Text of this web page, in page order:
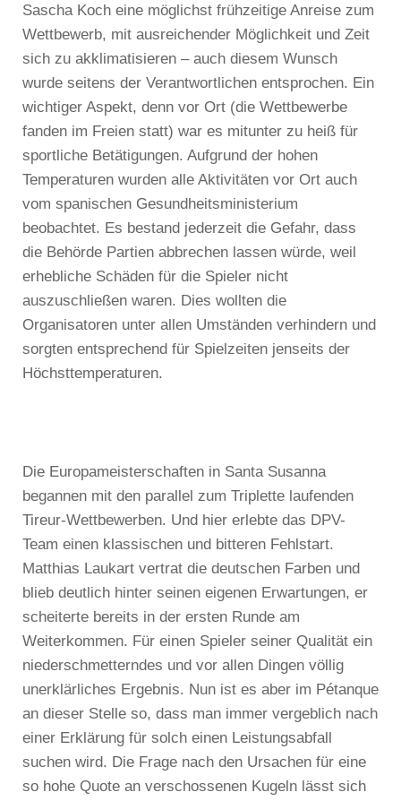
Sascha Koch eine möglichst frühzeitige Anreise zum
Wettbewerb, mit ausreichender Möglichkeit und Zeit
sich zu akklimatisieren – auch diesem Wunsch
wurde seitens der Verantwortlichen entsprochen. Ein
wichtiger Aspekt, denn vor Ort (die Wettbewerbe
fanden im Freien statt) war es mitunter zu heiß für
sportliche Betätigungen. Aufgrund der hohen
Temperaturen wurden alle Aktivitäten vor Ort auch
vom spanischen Gesundheitsministerium
beobachtet. Es bestand jederzeit die Gefahr, dass
die Behörde Partien abbrechen lassen würde, weil
erhebliche Schäden für die Spieler nicht
auszuschließen waren. Dies wollten die
Organisatoren unter allen Umständen verhindern und
sorgten entsprechend für Spielzeiten jenseits der
Höchsttemperaturen.
Die Europameisterschaften in Santa Susanna
begannen mit den parallel zum Triplette laufenden
Tireur-Wettbewerben. Und hier erlebte das DPV-
Team einen klassischen und bitteren Fehlstart.
Matthias Laukart vertrat die deutschen Farben und
blieb deutlich hinter seinen eigenen Erwartungen, er
scheiterte bereits in der ersten Runde am
Weiterkommen. Für einen Spieler seiner Qualität ein
niederschmetterndes und vor allen Dingen völlig
unerklärliches Ergebnis. Nun ist es aber im Pétanque
an dieser Stelle so, dass man immer vergeblich nach
einer Erklärung für solch einen Leistungsabfall
suchen wird. Die Frage nach den Ursachen für eine
so hohe Quote an verschossenen Kugeln lässt sich